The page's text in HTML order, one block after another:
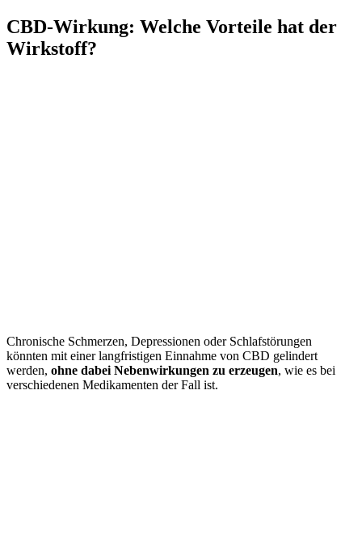
CBD-Wirkung: Welche Vorteile hat der
Wirkstoff?
Chronische Schmerzen, Depressionen oder Schlafstörungen
könnten mit einer langfristigen Einnahme von CBD gelindert
werden, ohne dabei Nebenwirkungen zu erzeugen, wie es bei
verschiedenen Medikamenten der Fall ist.